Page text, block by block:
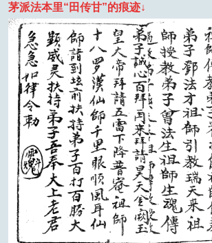
茅派法本里“田传甘”的痕迹↓